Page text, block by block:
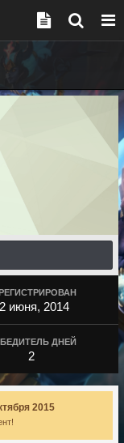
июня, 2014
ДНЕЙ
2
2015